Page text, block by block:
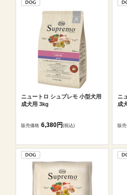
ニュートロ シュプレモ 小型犬用
成犬用 3kg
販売価格 6,380円(税込)
ニ
成
販